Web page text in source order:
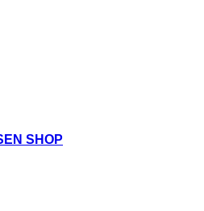
SHOP